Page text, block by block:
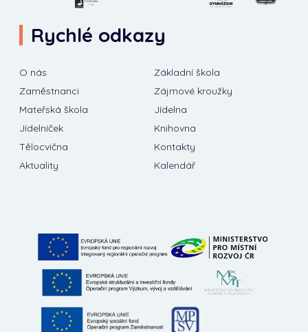
Rychlé odkazy
O nás
Základní škola
Zaměstnanci
Zájmové kroužky
Mateřská škola
Jídelna
Jídelníček
Knihovna
Tělocvična
Kontakty
Aktuality
Kalendář